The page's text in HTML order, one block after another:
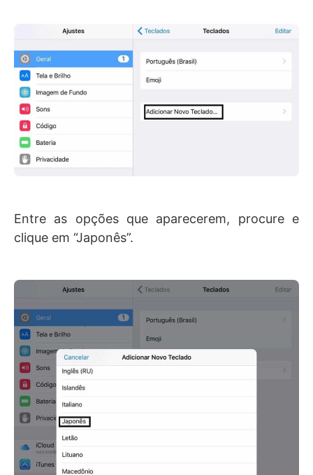
Entre as opções que aparecerem, procure e
clique em “Japonês”.